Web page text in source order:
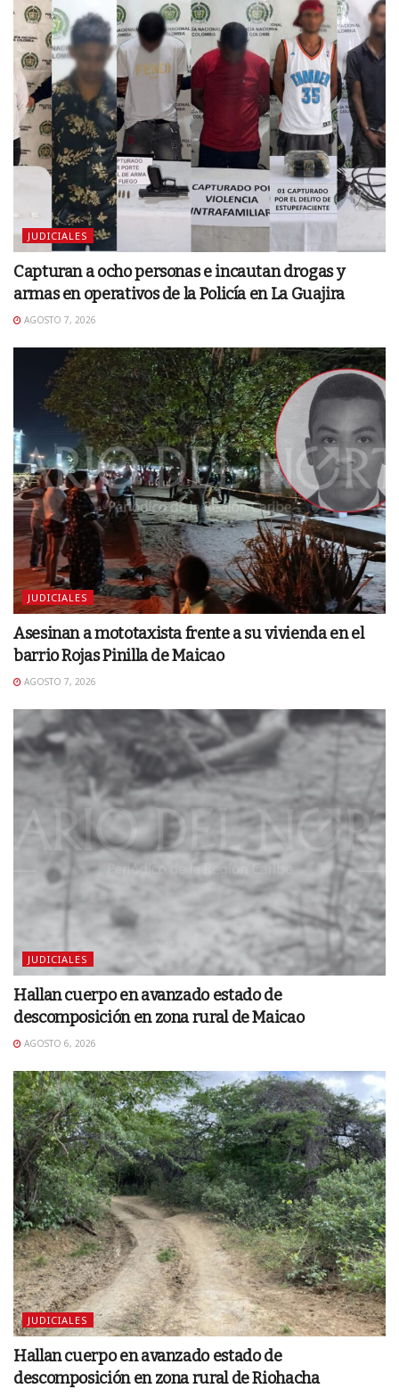
JUDICIALES
Capturan a ocho personas e incautan drogas y
armas en operativos de la Policía en La Guajira
AGOSTO 7, 2026
JUDICIALES
Asesinan a mototaxista frente a su vivienda en el
barrio Rojas Pinilla de Maicao
AGOSTO 7, 2026
JUDICIALES
Hallan cuerpo en avanzado estado de
descomposición en zona rural de Maicao
AGOSTO 6, 2026
JUDICIALES
Hallan cuerpo en avanzado estado de
descomposición en zona rural de Riohacha